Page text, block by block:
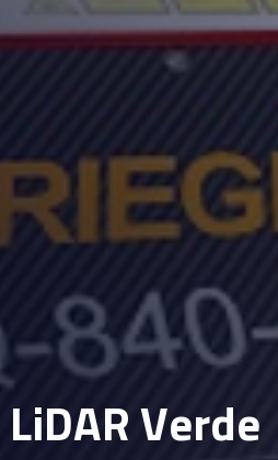
LiDARVerde